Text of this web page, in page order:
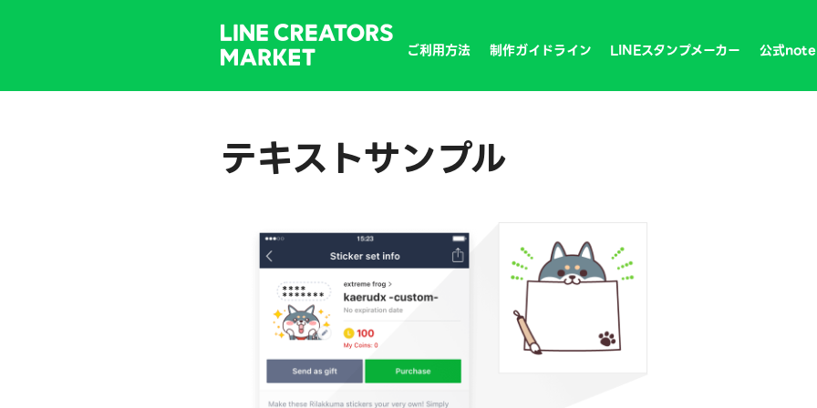
ご利用方法 制作ガイドライン LINEスタンプメーカー 公式note
テキストサンプル